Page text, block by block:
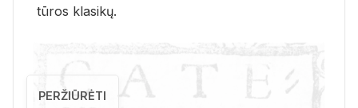
tū­ros kla­si­kų.
PERŽIŪRĖTI